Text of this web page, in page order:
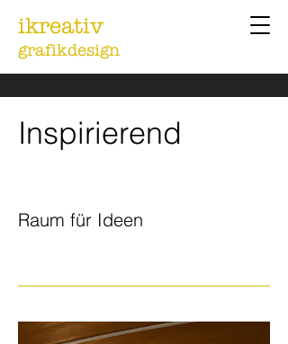
ikreativ
grafikdesign
Inspirierend
Raum für Ideen